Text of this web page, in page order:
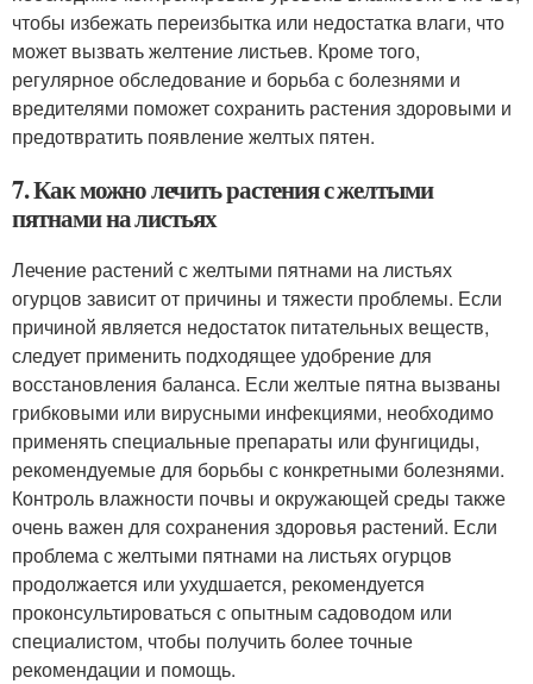
чтобы избежать переизбытка или недостатка влаги, что
может вызвать желтение листьев. Кроме того,
регулярное обследование и борьба с болезнями и
вредителями поможет сохранить растения здоровыми и
предотвратить появление желтых пятен.
7. Как можно лечить растения с желтыми
пятнами на листьях
Лечение растений с желтыми пятнами на листьях
огурцов зависит от причины и тяжести проблемы. Если
причиной является недостаток питательных веществ,
следует применить подходящее удобрение для
восстановления баланса. Если желтые пятна вызваны
грибковыми или вирусными инфекциями, необходимо
применять специальные препараты или фунгициды,
рекомендуемые для борьбы с конкретными болезнями.
Контроль влажности почвы и окружающей среды также
очень важен для сохранения здоровья растений. Если
проблема с желтыми пятнами на листьях огурцов
продолжается или ухудшается, рекомендуется
проконсультироваться с опытным садоводом или
специалистом, чтобы получить более точные
рекомендации и помощь.